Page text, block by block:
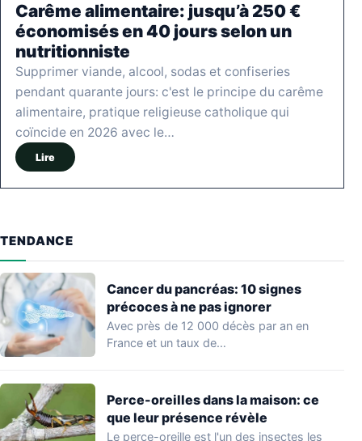
Carême alimentaire: jusqu’à 250 €
économisés en 40 jours selon un
nutritionniste
Supprimer viande, alcool, sodas et confiseries
pendant quarante jours: c'est le principe du carême
alimentaire, pratique religieuse catholique qui
coïncide en 2026 avec le…
Lire
TENDANCE
Cancer du pancréas: 10 signes
précoces à ne pas ignorer
Avec près de 12 000 décès par an en
France et un taux de…
Perce-oreilles dans la maison: ce
que leur présence révèle
Le perce-oreille est l'un des insectes les